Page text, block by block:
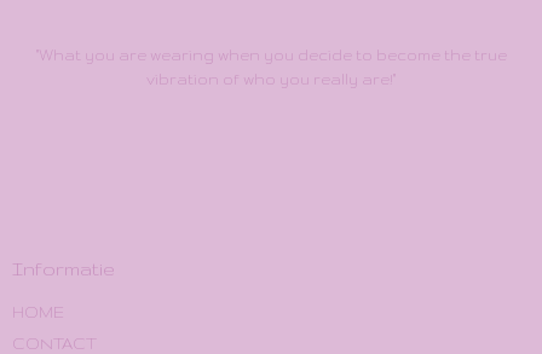
"What you are wearing when you decide to become the true
vibration of who you really are!"
Informatie
HOME
CONTACT